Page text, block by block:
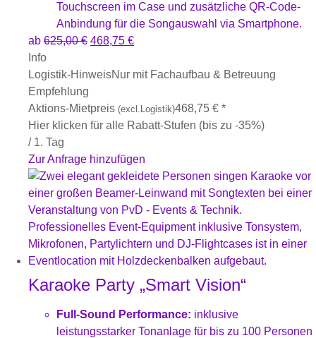
Touchscreen im Case und zusätzliche QR-Code-
Anbindung für die Songauswahl via Smartphone.
ab 625,00€ 468,75 €
Info
Logistik-HinweisNur mit Fachaufbau & Betreuung
Empfehlung
Aktions-Mietpreis (excl.Logistik)468,75 € *
Hier klicken für alle Rabatt-Stufen (bis zu -35%)
/ 1. Tag
Zur Anfrage hinzufügen
Karaoke Party „Smart Vision“
Full-Sound Performance: inklusive
leistungsstarker Tonanlage für bis zu 100 Personen